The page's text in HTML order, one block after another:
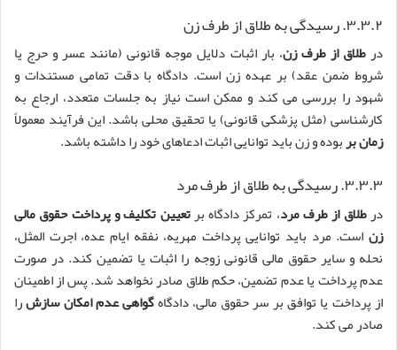
۳.۳.۲. رسیدگی به طلاق از طرف زن
درطلاق از طرف زن، بار اثبات دلایل موجه قانونی (مانند عسر و حرج یا
شروط ضمن عقد) بر عهده زن است. دادگاه با دقت تمامی مستندات و
شهود را بررسی می کند و ممکن است نیاز به جلسات متعدد، ارجاع به
کارشناسی (مثل پزشکی قانونی) یا تحقیق محلی باشد. این فرآیند معمولاً
زمان بربوده و زن باید توانایی اثبات ادعاهای خود را داشته باشد.
۳.۳.۳. رسیدگی به طلاق از طرف مرد
درطلاق از طرف مرد، تمرکز دادگاه برتعیین تکلیف و پرداخت حقوق مالی
زن است. مرد باید توانایی پرداخت مهریه، نفقه ایام عده، اجرت المثل،
نحله و سایر حقوق مالی قانونی زوجه را اثبات یا تضمین کند. در صورت
عدم پرداخت یا عدم تضمین، حکم طلاق صادر نخواهد شد. پس از اطمینان
از پرداخت یا توافق بر سر حقوق مالی، دادگاهگواهی عدم امکان سازشرا
صادر می کند.